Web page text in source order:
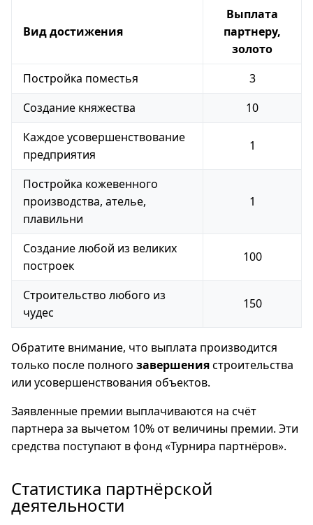
Вид достижения
Выплата
партнеру,
золото
Постройка поместья
3
Создание княжества
10
Каждое усовершенствование
предприятия
1
Постройка кожевенного
производства, ателье,
плавильни
1
Создание любой из великих
построек
100
Строительство любого из
чудес
150
Обратите внимание, что выплата производится
только после полного завершениястроительства
или усовершенствования объектов.
Заявленные премии выплачиваются на счёт
партнера за вычетом 10% от величины премии. Эти
средства поступают в фонд «Турнира партнёров».
Статистика партнёрской
деятельности